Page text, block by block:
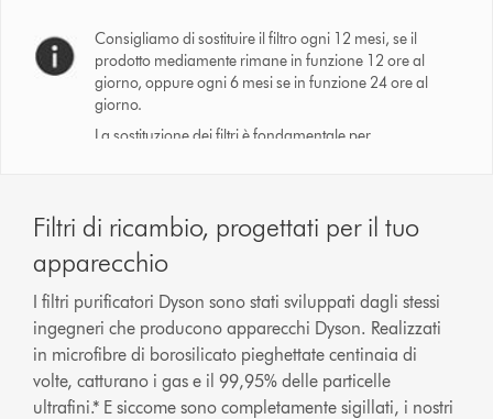
Consigliamo di sostituire il filtro ogni 12 mesi, se il
prodotto mediamente rimane in funzione 12 ore al
giorno, oppure ogni 6 mesi se in funzione 24 ore al
giorno.
La sostituzione dei filtri è fondamentale per
Filtri di ricambio, progettati per il tuo
apparecchio
I filtri purificatori Dyson sono stati sviluppati dagli stessi
ingegneri che producono apparecchi Dyson. Realizzati
in microfibre di borosilicato pieghettate centinaia di
volte, catturano i gas e il 99,95% delle particelle
ultrafini.* E siccome sono completamente sigillati, i nostri